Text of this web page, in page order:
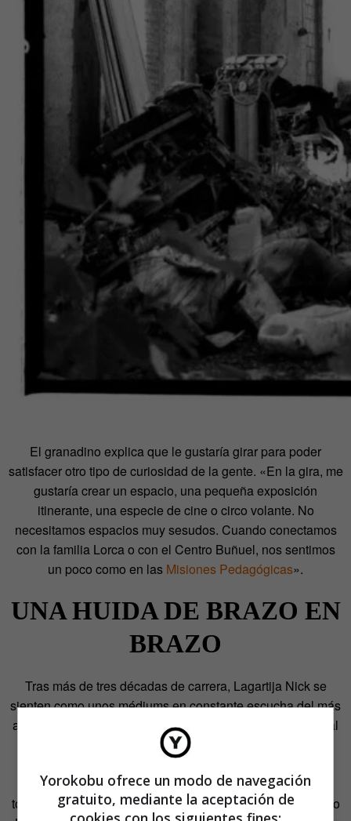
El granadino explica que le gustaría girar para poder
satisfacer otro tipo de curiosidad de la gente. «En la gira, me
gustaría crear un espacio, una pequeña exposición
itinerante, una especie de cine o circo volante. No
necesitamos espacios muy sesudos. Cuando conectamos
con la familia Lorca o con el Centro Buñuel, nos sentimos
un poco como en las Misiones Pedagógicas».
UNA HUIDA DE BRAZO EN
BRAZO
Tras más de tres décadas de carrera, Lagartija Nick se
sienten como unos médiums en constante escucha del más
allá. Tras los trabajos anteriores, en los que escuchaban al
fallecido Jesús Arias, hermano de Antonio e ideólogo del
de Morente, ahora se han sentado a escuchar al
cineasta aragonés. «Estábamos deseando soltar lastre
tomando otra responsabilidad. Coger a un surrealista como
Yorokobu ofrece un modo de navegación
gratuito, mediante la aceptación de